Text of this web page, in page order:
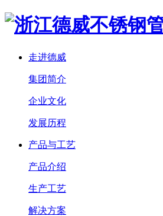
走进德威
集团简介
企业文化
发展历程
产品与工艺
产品介绍
生产工艺
解决方案